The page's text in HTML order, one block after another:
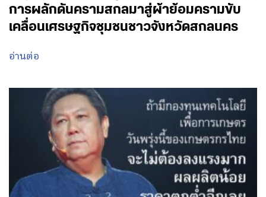
การผลักดันครามสกลมาสู่ผ้าย้อมครามขับ
เคลื่อนเศรษฐกิจชุมชนชาวจังหวัดสกลนคร
อ่านต่อ